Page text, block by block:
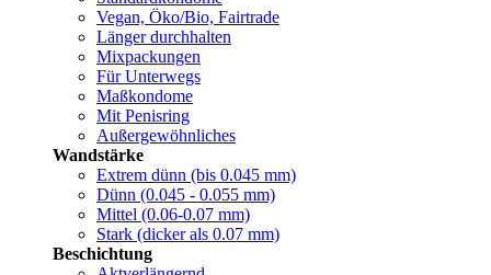
Vegan, Öko/Bio, Fairtrade
Länger durchhalten
Mixpackungen
Für Unterwegs
Maßkondome
Mit Penisring
Außergewöhnliches
Wandstärke
Extrem dünn (bis 0.045 mm)
Dünn (0.045 - 0.055 mm)
Mittel (0.06-0.07 mm)
Stark (dicker als 0.07 mm)
Beschichtung